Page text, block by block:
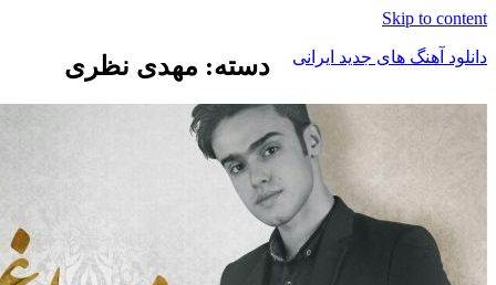
Skip to
آهنگ های جدید ایرانی دسته: مهدی نظری